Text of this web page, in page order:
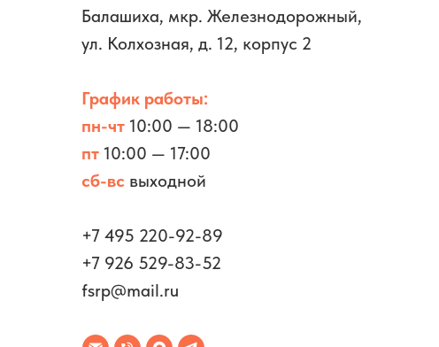
Бухгалтерские и юридические услуги
Балашиха, мкр. Железнодорожный,
ул. Колхозная, д. 12, корпус 2
График работы:
пн-чт 10:00 — 18:00
пт 10:00 — 17:00
сб-вс выходной
+7 495 220-92-89
+7 926 529-83-52
fsrp@mail.ru